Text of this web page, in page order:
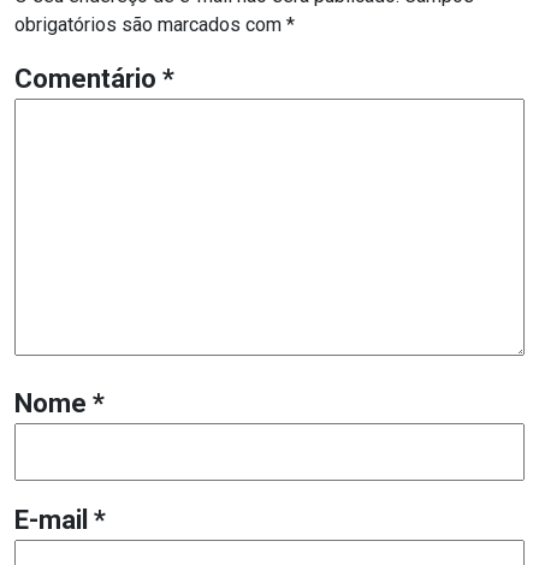
obrigatórios são marcados com *
Comentário *
Nome *
E-mail *